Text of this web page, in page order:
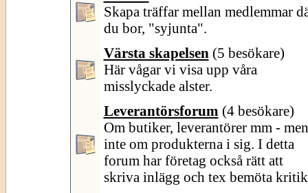
Skapa träffar mellan medlemmar
du bor, "syjunta".
Värsta skapelsen (5 besökare)
Här vågar vi visa upp våra
misslyckade alster.
Leverantörsforum (4 besökare)
Om butiker, leverantörer mm - men
inte om produkterna i sig. I detta
forum har företag också rätt att
skriva inlägg och tex bemöta